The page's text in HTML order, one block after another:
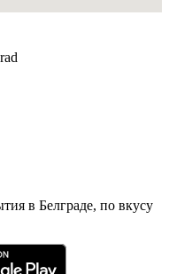
в Белграде, по вкусу